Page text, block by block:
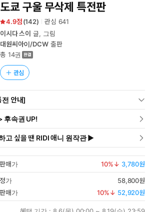
도쿄 구울 무삭제 특전판
4.9 (142) 관심 641
이시다 스이 글, 그림
대원씨아이/DCW출판
총 14권
관심
안내]
후속권 UP!
고 싶을 땐 RIDI 애니 원작관 ▶
판매가 10%↓ 3,780원
정가
58,800원
판매가
10%↓ 52,920원